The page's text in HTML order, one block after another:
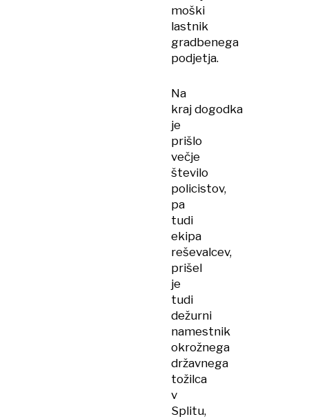
moški
lastnik
gradbenega
podjetja.
Na
kraj dogodka
je
prišlo
večje
število
policistov,
pa
tudi
ekipa
reševalcev,
prišel
je
tudi
dežurni
namestnik
okrožnega
državnega
tožilca
v
Splitu,